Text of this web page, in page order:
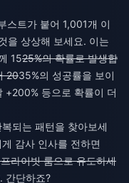
스트가 붙어 1,001개 이
을 상상해 보세요. 이는
1525%의 확률로 발생합
2035%의 성공률을 보이
+200% 등으로 확률이 더
되는 패턴을 찾아보세
감사 인사를 전하면
라이빗 룸으로 유도하세
간단하죠?